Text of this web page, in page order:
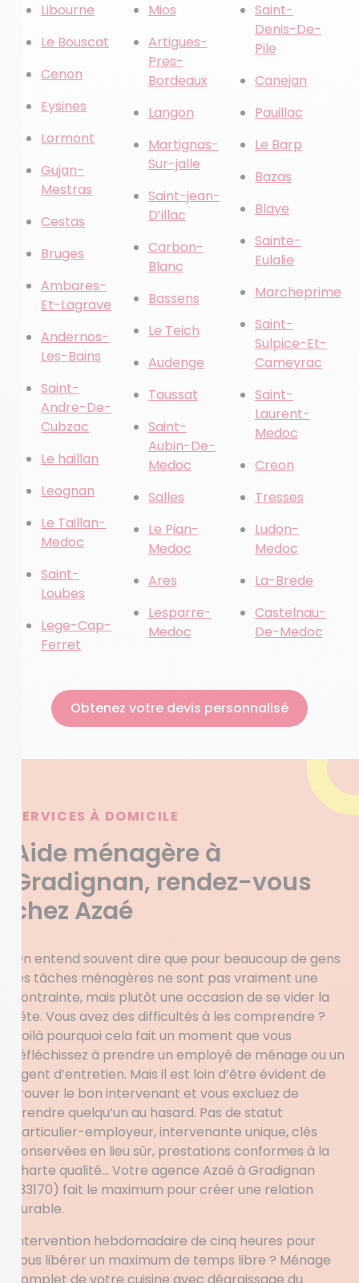
Libourne
Le Bouscat
Cenon
Eysines
Lormont
Gujan-
Mestras
Cestas
Bruges
Ambares-
Et-Lagrave
Andernos-
Les-Bains
Saint-
Andre-De-
Cubzac
Le haillan
Leognan
Le Taillan-
Medoc
Saint-
Loubes
Lege-Cap-
Ferret
Mios
Artigues-
Pres-
Bordeaux
Langon
Martignas-
Sur-jalle
Saint-jean-
D’illac
Carbon-
Blanc
Bassens
Le Teich
Audenge
Taussat
Saint-
Aubin-De-
Medoc
Salles
Le Pian-
Medoc
Ares
Lesparre-
Medoc
Saint-
Denis-De-
Pile
Canejan
Pauillac
Le Barp
Bazas
Blaye
Sainte-
Eulalie
Marcheprime
Saint-
Sulpice-Et-
Cameyrac
Saint-
Laurent-
Medoc
Creon
Tresses
Ludon-
Medoc
La-Brede
Castelnau-
De-Medoc
Obtenez votre devis personnalisé
SERVICES À DOMICILE
Aide ménagère à
Gradignan, rendez-vous
chez Azaé
On entend souvent dire que pour beaucoup de gens
les tâches ménagères ne sont pas vraiment une
contrainte, mais plutôt une occasion de se vider la
tête. Vous avez des difficultés à les comprendre ?
Voilà pourquoi cela fait un moment que vous
réfléchissez à prendre un employé de ménage ou un
agent d’entretien. Mais il est loin d’être évident de
trouver le bon intervenant et vous excluez de
prendre quelqu’un au hasard. Pas de statut
particulier-employeur, intervenante unique, clés
conservées en lieu sûr, prestations conformes à la
charte qualité… Votre agence Azaé à Gradignan
(33170) fait le maximum pour créer une relation
durable.
Intervention hebdomadaire de cinq heures pour
vous libérer un maximum de temps libre ? Ménage